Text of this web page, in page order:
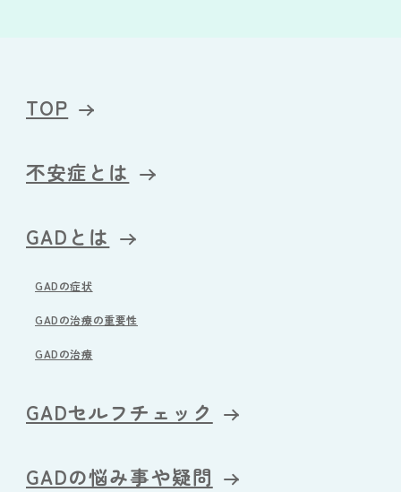
TOP
不安症とは
GADとは
GADの症状
GADの治療の重要性
GADの治療
GADセルフチェック
GADの悩み事や疑問